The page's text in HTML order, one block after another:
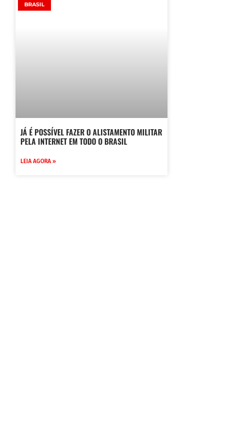
BRASIL
JÁ É POSSÍVEL FAZER O ALISTAMENTO MILITAR
PELA INTERNET EM TODO O BRASIL
LEIA AGORA »